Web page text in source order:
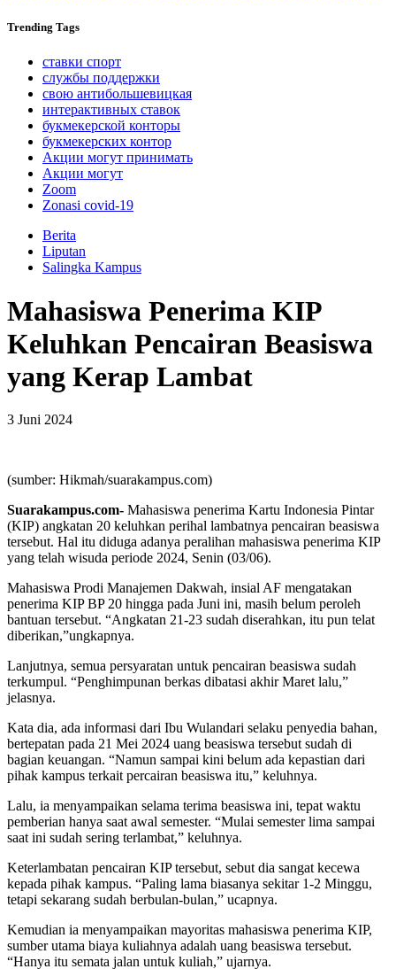
Trending Tags
ставки спорт
службы поддержки
свою антибольшевицкая
интерактивных ставок
букмекерской конторы
букмекерских контор
Акции могут принимать
Акции могут
Zoom
Zonasi covid-19
Berita
Liputan
Salingka Kampus
Mahasiswa Penerima KIP
Keluhkan Pencairan Beasiswa
yang Kerap Lambat
3 Juni 2024
(sumber: Hikmah/suarakampus.com)
Suarakampus.com- Mahasiswa penerima Kartu Indonesia Pintar
(KIP) angkatan 20 keluhkan perihal lambatnya pencairan beasiswa
tersebut. Hal itu diduga adanya peralihan mahasiswa penerima KIP
yang telah wisuda periode 2024, Senin (03/06).
Mahasiswa Prodi Manajemen Dakwah, insial AF mengatakan
penerima KIP BP 20 hingga pada Juni ini, masih belum peroleh
bantuan tersebut. “Angkatan 21-23 sudah diserahkan, itu pun telat
diberikan,”ungkapnya.
Lanjutnya, semua persyaratan untuk pencairan beasiswa sudah
terkumpul. “Penghimpunan berkas dibatasi akhir Maret lalu,”
jelasnya.
Kata dia, ada informasi dari Ibu Wulandari selaku penyedia bahan,
bertepatan pada 21 Mei 2024 uang beasiswa tersebut sudah di
bagian keuangan. “Namun sampai kini belum ada kepastian dari
pihak kampus terkait percairan beasiswa itu,” keluhnya.
Lalu, ia menyampaikan selama terima beasiswa ini, tepat waktu
pemberian hanya saat awal semester. “Mulai semester lima sampai
saat ini sudah sering terlambat,” keluhnya.
Keterlambatan pencairan KIP tersebut, sebut dia sangat kecewa
kepada pihak kampus. “Paling lama biasanya sekitar 1-2 Minggu,
tetapi sekarang sudah berbulan-bulan,” ucapnya.
Kemudian ia menyampaikan mayoritas mahasiswa penerima KIP,
sumber utama biaya kuliahnya adalah uang beasiswa tersebut.
“Hanya itu semata jalan untuk kuliah,” ujarnya.